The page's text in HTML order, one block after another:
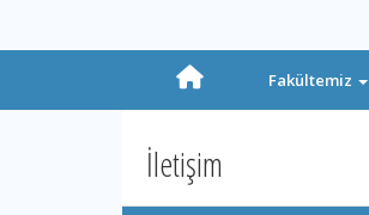
Fakültemiz
İletişim